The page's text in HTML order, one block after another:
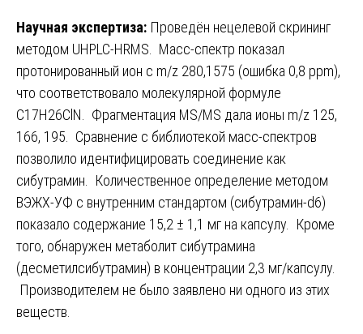
Научная экспертиза: Проведён нецелевой скрининг
методом UHPLC-HRMS. Масс-спектр показал
протонированный ион с m/z 280,1575 (ошибка 0,8 ppm),
что соответствовало молекулярной формуле
C17H26ClN. Фрагментация MS/MS дала ионы m/z 125,
166, 195. Сравнение с библиотекой масс-спектров
позволило идентифицировать соединение как
сибутрамин. Количественное определение методом
ВЭЖХ-УФ с внутренним стандартом (сибутрамин-d6)
показало содержание 15,2 ± 1,1 мг на капсулу. Кроме
того, обнаружен метаболит сибутрамина
(десметилсибутрамин) в концентрации 2,3 мг/капсулу.
Производителем не было заявлено ни одного из этих
веществ.